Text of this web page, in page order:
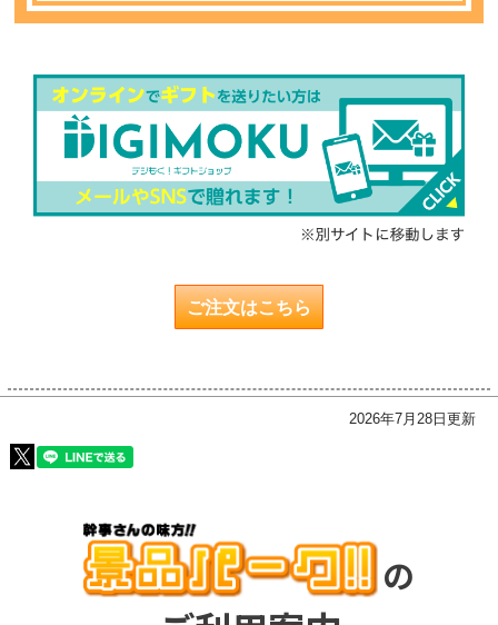
ご注文はこちら
2026年7月28日更新
の